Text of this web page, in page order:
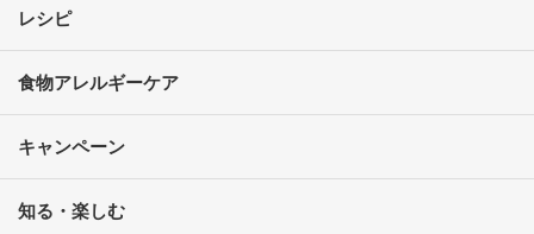
レシピ
食物アレルギーケア
キャンペーン
知る・楽しむ